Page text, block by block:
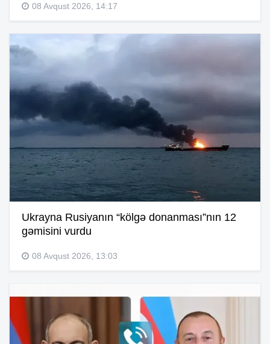
08 Avqust 2026, 14:17
Ukrayna Rusiyanın “kölgə donanması”nın 12
gəmisini vurdu
08 Avqust 2026, 13:03